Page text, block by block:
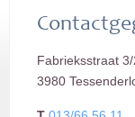
Fabrieksstraat 3/
3980